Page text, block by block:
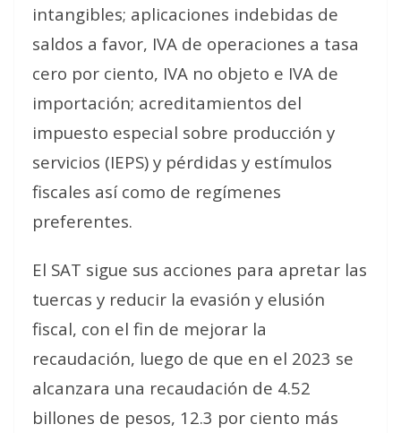
intangibles; aplicaciones indebidas de
saldos a favor, IVA de operaciones a tasa
cero por ciento, IVA no objeto e IVA de
importación; acreditamientos del
impuesto especial sobre producción y
servicios (IEPS) y pérdidas y estímulos
fiscales así como de regímenes
preferentes.
El SAT sigue sus acciones para apretar las
tuercas y reducir la evasión y elusión
fiscal, con el fin de mejorar la
recaudación, luego de que en el 2023 se
alcanzara una recaudación de 4.52
billones de pesos, 12.3 por ciento más